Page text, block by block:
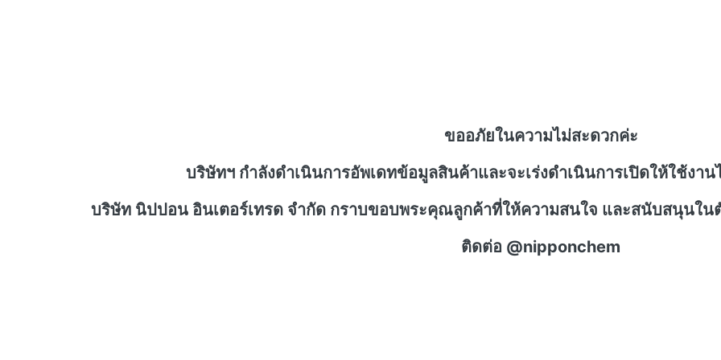
ขออภัยในความไม่สะดวกค่ะ
บริษัทฯ กำลังดำเนินการอัพเดทข้อมูลสินค้าและจะเร่งดำเนินการเปิดให้ใช้งา
บริษัท นิปปอน อินเตอร์เทรด จำกัด กราบขอบพระคุณลูกค้าที่ให้ความสนใจ และสนับสนุนใ
ติดต่อ @nipponchem